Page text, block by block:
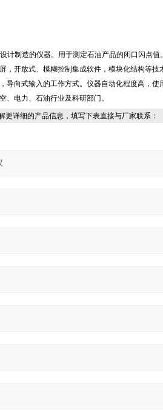
计制造的仪器。用于测定石油产品的闭口闪点
，开放式、模糊控制集成软件，模块化结构等技
导向式输入的工作方式。仪器自动化程度高，使
、电力、石油行业及科研部门。
更详细的产品信息，填写下表直接与厂家联系：